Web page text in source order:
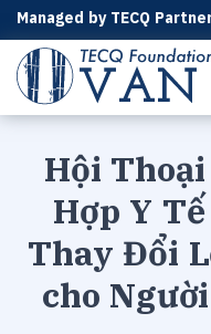
Managed by TECQ
Hội
Hợp Y
Thay Đổi
cho